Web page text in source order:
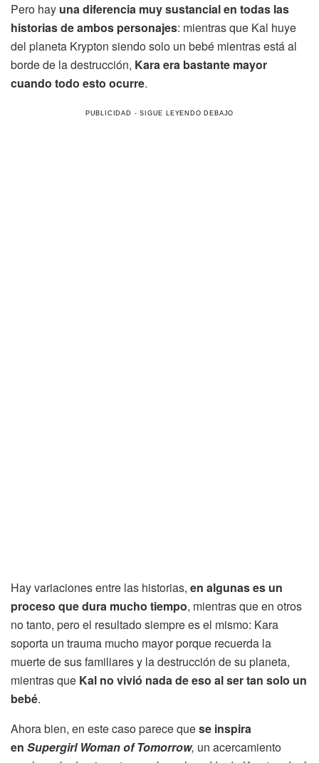
Pero hay una diferencia muy sustancial en todas las
historias de ambos personajes: mientras que Kal huye
del planeta Krypton siendo solo un bebé mientras está al
borde de la destrucción, Kara era bastante mayor
cuando todo esto ocurre.
Hay variaciones entre las historias, en algunas es un
proceso que dura mucho tiempo, mientras que en otros
no tanto, pero el resultado siempre es el mismo: Kara
soporta un trauma mucho mayor porque recuerda la
muerte de sus familiares y la destrucción de su planeta,
mientras que Kal no vivió nada de eso al ser tan solo un
bebé.
Ahora bien, en este caso parece quese inspira
en Supergirl Woman of Tomorrow, un acercamiento